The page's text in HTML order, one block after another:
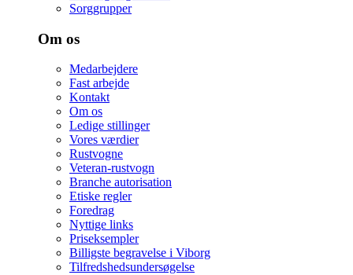
Sorggrupper
Om os
Medarbejdere
Fast arbejde
Kontakt
Om os
Ledige stillinger
Vores værdier
Rustvogne
Veteran-rustvogn
Branche autorisation
Etiske regler
Foredrag
Nyttige links
Priseksempler
Billigste begravelse i Viborg
Tilfredshedsundersøgelse